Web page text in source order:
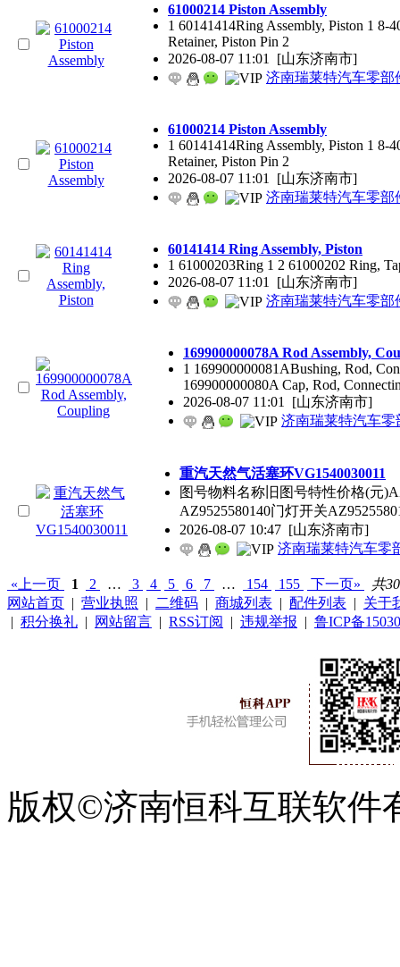
61000214 Piston Assembly
1 60141414Ring Assembly, Piston 1 8-
Retainer, Piston Pin 2
2026-08-07 11:01 [山东济南市]
济南瑞莱特汽车零部
61000214 Piston Assembly
1 60141414Ring Assembly, Piston 1 8-
Retainer, Piston Pin 2
2026-08-07 11:01 [山东济南市]
济南瑞莱特汽车零部
60141414 Ring Assembly, Piston
1 61000203Ring 1 2 61000202 Ring,
2026-08-07 11:01 [山东济南市]
济南瑞莱特汽车零部
169900000078A Rod Assembly,
1 169900000081ABushing, Rod,
Cap, Rod, Connecting 2
2026-08-07 11:01[山东济南市]
济南瑞莱特汽车零部
重汽天然气活塞环VG1540030011
图号物料名称旧图号特性价格(元
AZ9525580140门灯开关
2026-08-07 10:47 [山东济南市]
济南瑞莱特汽车零
«上一页 1 2 … 3 4 5 6 7 … 154 155 下一页»
共
网站首页 | 营业执照 | 二维码 | 商城列表 | 配件列表 | 关于
| 积分换礼 | 网站留言 | RSS订阅 | 违规举报 | 鲁ICP备
版权©济南恒科互联软件